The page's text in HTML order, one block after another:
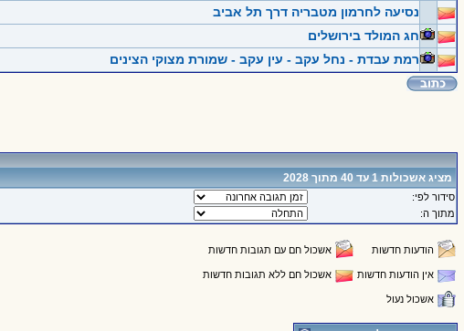
נסיעה לחרמון מטבריה דרך תל אביב
חג המולד בירושלים
רמת עבדת - נחל עקב - עין עקב - שמורת מצוקי הצינים
מציג אשכולות 1 עד 40 מתוך 2028
סידור לפי:
מתוך ה:
הודעות חדשות אשכול חם עם תגובות חדשות
אין הודעות חדשות אשכול חם ללא תגובות חדשות
אשכול נעול